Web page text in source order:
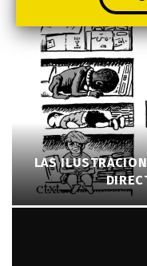
LAS